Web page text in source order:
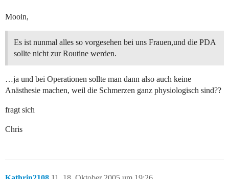
Mooin,
Es ist nunmal alles so vorgesehen bei uns Frauen,und die PDA
sollte nicht zur Routine werden.
…ja und bei Operationen sollte man dann also auch keine
Anästhesie machen, weil die Schmerzen ganz physiologisch sind??
fragt sich
Chris